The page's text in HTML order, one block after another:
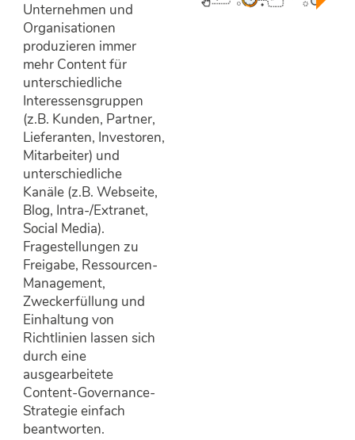
Unternehmen und
Organisationen
produzieren immer
mehr Content für
unterschiedliche
Interessensgruppen
(z.B. Kunden, Partner,
Lieferanten, Investoren,
Mitarbeiter) und
unterschiedliche
Kanäle (z.B. Webseite,
Blog, Intra-/Extranet,
Social Media).
Fragestellungen zu
Freigabe, Ressourcen-
Management,
Zweckerfüllung und
Einhaltung von
Richtlinien lassen sich
durch eine
ausgearbeitete
Content-Governance-
Strategie einfach
beantworten.